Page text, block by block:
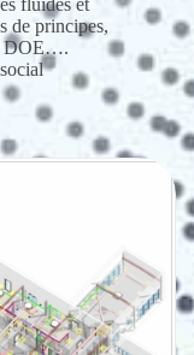
de principes,
DOE….